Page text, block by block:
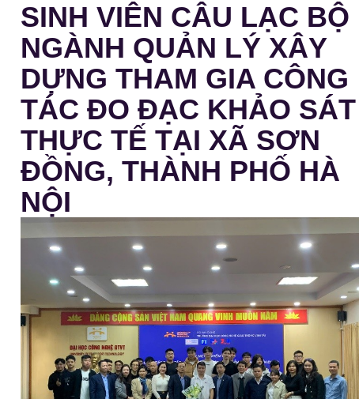
SINH VIÊN CÂU LẠC BỘ
NGÀNH QUẢN LÝ XÂY
DỰNG THAM GIA CÔNG
TÁC ĐO ĐẠC KHẢO SÁT
THỰC TẾ TẠI XÃ SƠN
ĐỒNG, THÀNH PHỐ HÀ
NỘI